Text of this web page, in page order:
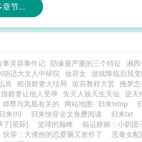
节...
事灵异事件记 阴缘最严重的三个特征 湘
胡适大文人中研院 妆容女 游戏降临后我
肖 租借娇妻大结局 妆容教程大赏 挽梦
娇妻让他人受孕 先天人族天生天仙 逆天
师尊与凤凰有关的 网站地图 归来txtnp
来(h) 归来快穿全文免费阅读 归来txt
了[星际] 篮球的巅峰 福运娇娘：小奶团
快穿：大佬他的恋爱脑又发作了 恶毒女